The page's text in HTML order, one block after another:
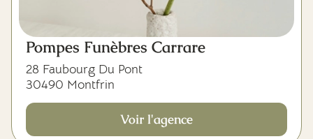
Pompes Funèbres Carrare
28 Faubourg Du Pont
30490 Montfrin
Voir l'agence